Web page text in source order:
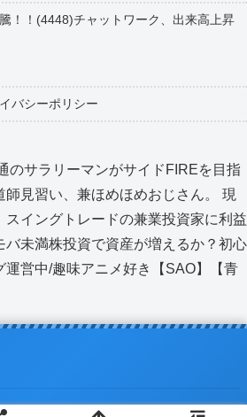
！！(4448)チャットワーク、出来高上昇
バシーポリシー
のサラリーマンがサイドFIREを目指
師見習い、兼ほめほめおじさん。 現
イングトレードの兼業投資家に利益
バ未満株投資で資産が増えるか？初心
運営中/趣味アニメ好き【SAO】【青